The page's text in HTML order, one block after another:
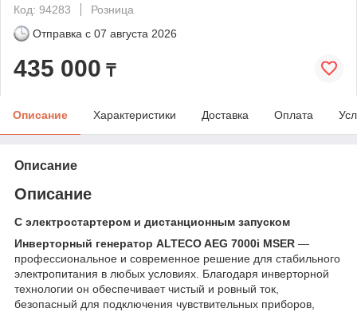
Код: 94283
Розница
Отправка с 07 августа 2026
435 000 ₸
Описание Характеристики Доставка Оплата
Описание
Описание
С электростартером и дистанционным запуском
Инверторный генератор ALTECO AEG 7000i MSER —
профессиональное и современное решение для стабильного
электропитания в любых условиях. Благодаря инверторной
технологии он обеспечивает чистый и ровный ток,
безопасный для подключения чувствительных приборов,